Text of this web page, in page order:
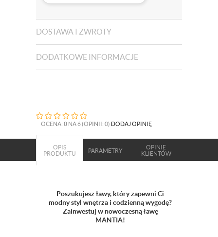
DOSTAWA I ZWROTY
DODATKOWE INFORMACJE
OCENA: 0 NA 6 (OPINII: 0) DODAJ OPINIĘ
OPIS
PRODUKTU
PARAMETRY
OPINIE
KLIENTÓW
Poszukujesz ławy, który zapewni Ci
modny styl wnętrza i codzienną wygodę?
Zainwestuj w nowoczesną ławę
MANTIA!